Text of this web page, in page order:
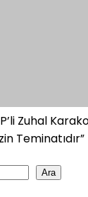
Zuhal
Teminatıdır”
Ara